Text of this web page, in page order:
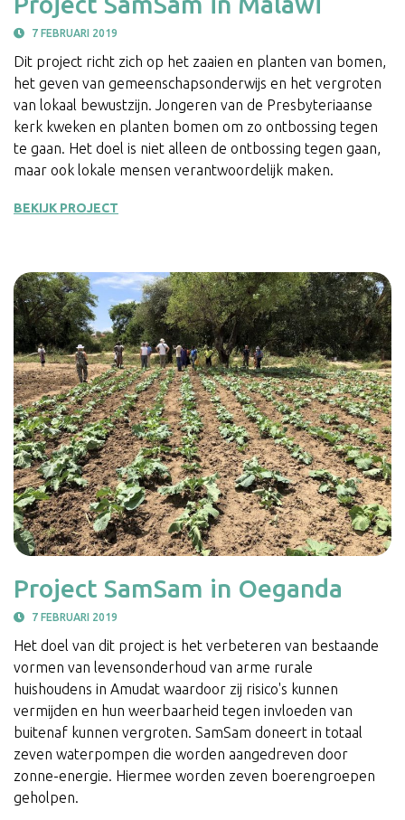
7 FEBRUARI 2019
Dit project richt zich op het zaaien en planten van bomen,
het geven van gemeenschapsonderwijs en het vergroten
van lokaal bewustzijn. Jongeren van de Presbyteriaanse
kerk kweken en planten bomen om zo ontbossing tegen
te gaan. Het doel is niet alleen de ontbossing tegen gaan,
maar ook lokale mensen verantwoordelijk maken.
BEKIJK PROJECT
Project SamSam in Oeganda
7 FEBRUARI 2019
Het doel van dit project is het verbeteren van bestaande
vormen van levensonderhoud van arme rurale
huishoudens in Amudat waardoor zij risico's kunnen
vermijden en hun weerbaarheid tegen invloeden van
buitenaf kunnen vergroten. SamSam doneert in totaal
zeven waterpompen die worden aangedreven door
zonne-energie. Hiermee worden zeven boerengroepen
geholpen.